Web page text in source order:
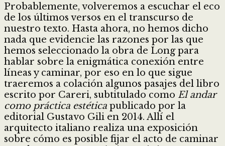
Probablemente, volveremos a escuchar el eco
de los últimos versos en el transcurso de
nuestro texto. Hasta ahora, no hemos dicho
nada que evidencie las razones por las que
hemos seleccionado la obra de Long para
hablar sobre la enigmática conexión entre
líneas y caminar, por eso en lo que sigue
traeremos a colación algunos pasajes del libro
escrito por Careri, subtitulado como El andar
como práctica estética publicado por la
editorial Gustavo Gili en 2014. Allí el
arquitecto italiano realiza una exposición
sobre cómo es posible fijar el acto de caminar